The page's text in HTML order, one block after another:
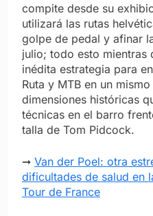
compite desde su
utilizará las rutas
golpe de pedal y afinar
julio; todo esto mientras
inédita estrategia para
Ruta y MTB en un
dimensiones históricas
técnicas en el barro
talla de Tom Pidcock.
➞ Van der Poel: otra
dificultades de salud en
Tour de France